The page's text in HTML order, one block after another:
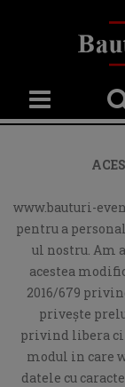
www.bauturi-
pentru a
ul nostru. Am
acestea
2016/679
privește
privind libera
modul in care
datele cu